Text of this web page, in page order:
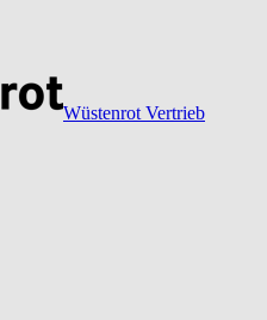
Wüstenrot Vertrieb